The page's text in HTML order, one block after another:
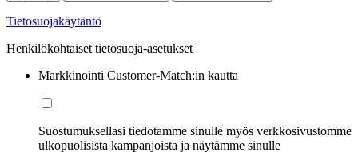
Tietosuojakäytäntö
Henkilökohtaiset tietosuoja-asetukset
Markkinointi Customer-Match:in kautta
Suostumuksellasi tiedotamme sinulle myös verkkosivustomme
ulkopuolisista kampanjoista ja näytämme sinulle